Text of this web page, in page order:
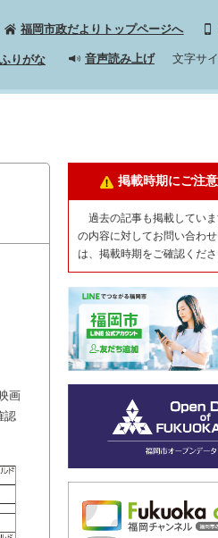
福岡市政だよりトップページへ
ふりがな 音声読み上げ 文字サ
画
認
掲載時期にご注
過去の記事も掲載してい
の内容に対してお問い合わ
は、掲載時期をご確認くださ